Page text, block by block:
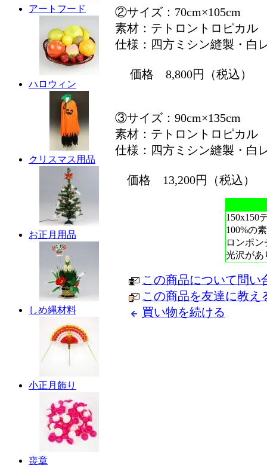
アートフード
ハロウィン
クリスマス用品
お正月用品
しめ縄材料
小正月飾り
喪章
②サイズ：70cm×105cm
素材：テトロントロピカル
仕様：四方ミシン縫製・白
価格 8,800円（税込）
③サイズ：90cm×135cm
素材：テトロントロピカル
仕様：四方ミシン縫製・白
価格 13,200円（税込）
150x150
100%の
ロンポ
光沢があ
この商品について問い
この商品を友達に教え
買い物を続ける